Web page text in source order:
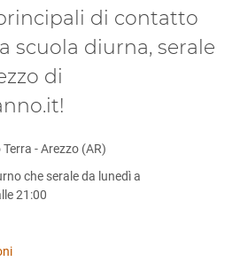
di contatto
scuola diurna, serale
di
- Arezzo (AR)
che serale da lunedì a
21:00